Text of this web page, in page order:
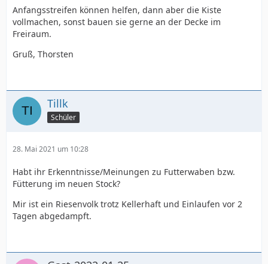
Anfangsstreifen können helfen, dann aber die Kiste
vollmachen, sonst bauen sie gerne an der Decke im
Freiraum.
Gruß, Thorsten
Tillk
Schüler
28. Mai 2021 um 10:28
Habt ihr Erkenntnisse/Meinungen zu Futterwaben bzw.
Fütterung im neuen Stock?
Mir ist ein Riesenvolk trotz Kellerhaft und Einlaufen vor 2
Tagen abgedampft.